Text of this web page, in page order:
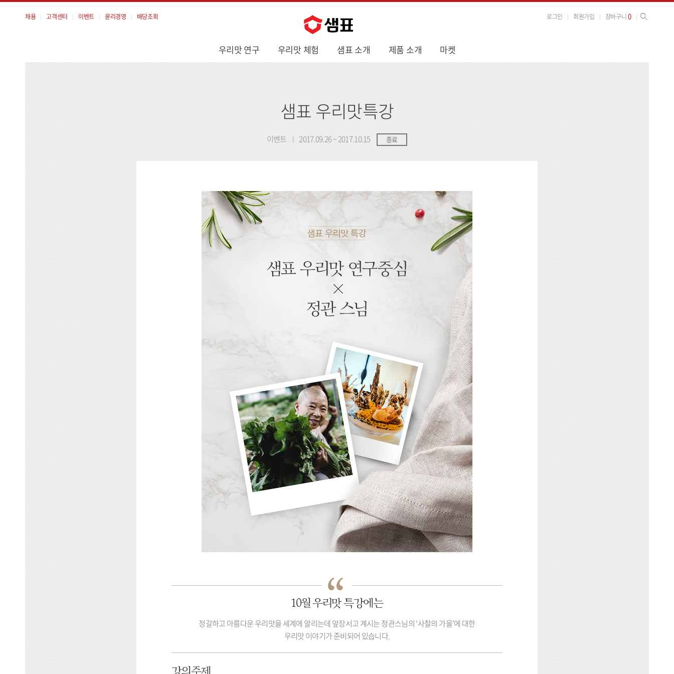
뉴
우리맛 연구 우리맛 체험 샘표 소개 제품 소개 마켓
채용 고객센터 이벤트 윤리경영 배당조회 로그인 회원가입 장바구니0 사이트 검색
샘표 우리맛특강
이벤트 2017.09.26 ~ 2017.10.15 종료
10월 우리맛 특강에는
정갈하고 아름다운 우리맛을 세계에 알리는데 앞장서고 계시는 정관스님의 ‘사찰의 가을’에 대한
우리맛 이야기가 준비되어 있습니다.